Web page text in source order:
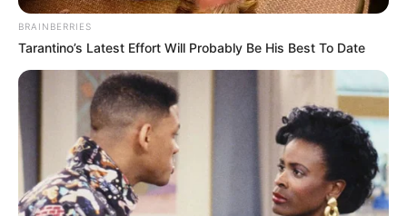
BRAINBERRIES
Tarantino’s Latest Effort Will Probably Be His Best To Date